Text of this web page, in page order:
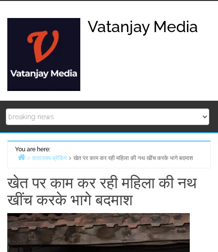
Vatanjay Media
You are here:
वाताञ्जय ब्रेकिंग खेत पर काम कर रही महिला की नथ खींच करके भागे बदमाश
खेत पर काम कर रही महिला की नथ
खींच करके भागे बदमाश